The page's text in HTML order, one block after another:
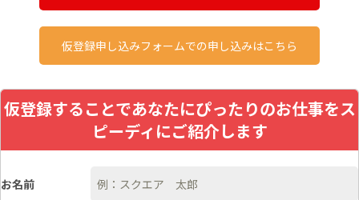
仮登録申し込みフォームでの申し込みはこちら
仮登録することであなたにぴったりのお仕事をス
ピーディにご紹介します
お名前